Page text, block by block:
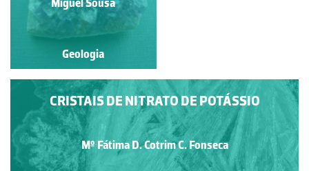
Carlos Pereira
Geologia
CRISTAIS DE NITRATO DE POTÁSSIO
Mº Fátima D. Cotrim C. Fonseca
Miguel Sousa
Geologia